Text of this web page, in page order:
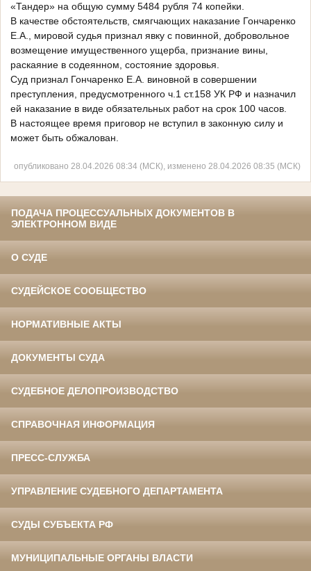
«Тандер» на общую сумму 5484 рубля 74 копейки.
В качестве обстоятельств, смягчающих наказание Гончаренко
Е.А., мировой судья признал явку с повинной, добровольное
возмещение имущественного ущерба, признание вины,
раскаяние в содеянном, состояние здоровья.
Суд признал Гончаренко Е.А. виновной в совершении
преступления, предусмотренного ч.1 ст.158 УК РФ и назначил
ей наказание в виде обязательных работ на срок 100 часов.
В настоящее время приговор не вступил в законную силу и
может быть обжалован.
опубликовано 28.04.2026 08:34 (МСК), изменено 28.04.2026 08:35 (МСК)
ПОДАЧА ПРОЦЕССУАЛЬНЫХ ДОКУМЕНТОВ В
ЭЛЕКТРОННОМ ВИДЕ
О СУДЕ
СУДЕЙСКОЕ СООБЩЕСТВО
НОРМАТИВНЫЕ АКТЫ
ДОКУМЕНТЫ СУДА
СУДЕБНОЕ ДЕЛОПРОИЗВОДСТВО
СПРАВОЧНАЯ ИНФОРМАЦИЯ
ПРЕСС-СЛУЖБА
УПРАВЛЕНИЕ СУДЕБНОГО ДЕПАРТАМЕНТА
СУДЫ СУБЪЕКТА РФ
МУНИЦИПАЛЬНЫЕ ОРГАНЫ ВЛАСТИ